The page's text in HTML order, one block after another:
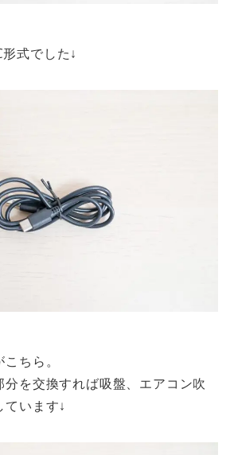
式でした↓
ちら。
を交換すれば吸盤、エアコン吹
います↓